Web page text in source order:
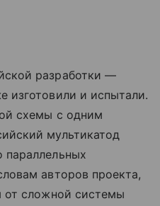
разработки —
изготовили и испытали.
схемы с одним
мультикатод
параллельных
авторов проекта,
от сложной системы